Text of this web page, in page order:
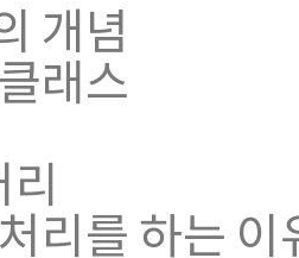
개념
래스
리를 하는 이